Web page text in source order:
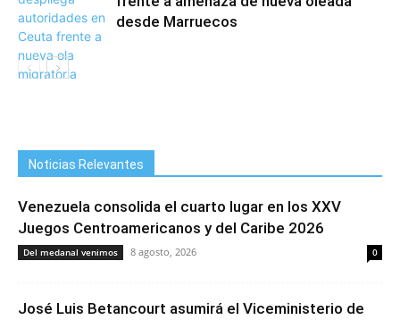
desde Marruecos
Noticias Relevantes
Venezuela consolida el cuarto lugar en los XXV
Juegos Centroamericanos y del Caribe 2026
Del medanal venimos 8 agosto, 2026 0
José Luis Betancourt asumirá el Viceministerio de